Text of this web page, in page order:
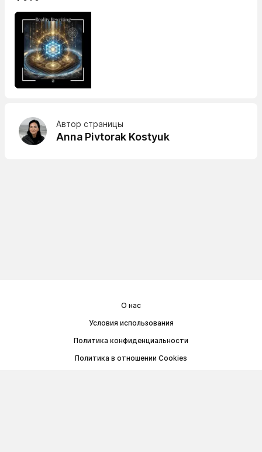
Автор страницы
Anna Pivtorak Kostyuk
О нас
Условия использования
Политика конфиденциальности
Политика в отношении Cookies